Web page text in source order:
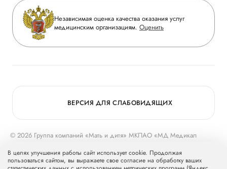
Инвесторам
Журнал «Мать и дитя»
Вакансии
Медицинский туризм
Вопрос-ответ
Приложение пациента
Статьи
Независимая оценка качества оказания услуг
медицинским организациям. Оценить
© 2026 Группа компаний «Мать и дитя» МКПАО «МД Медикал
Группу компаний «Мать и дитя».
ВЕРСИЯ ДЛЯ СЛАБОВИДЯЩИХ
В целях улучшения работы сайт использует cookie. Продолжая
пользоваться сайтом, вы выражаете свое согласие на обработку ваших